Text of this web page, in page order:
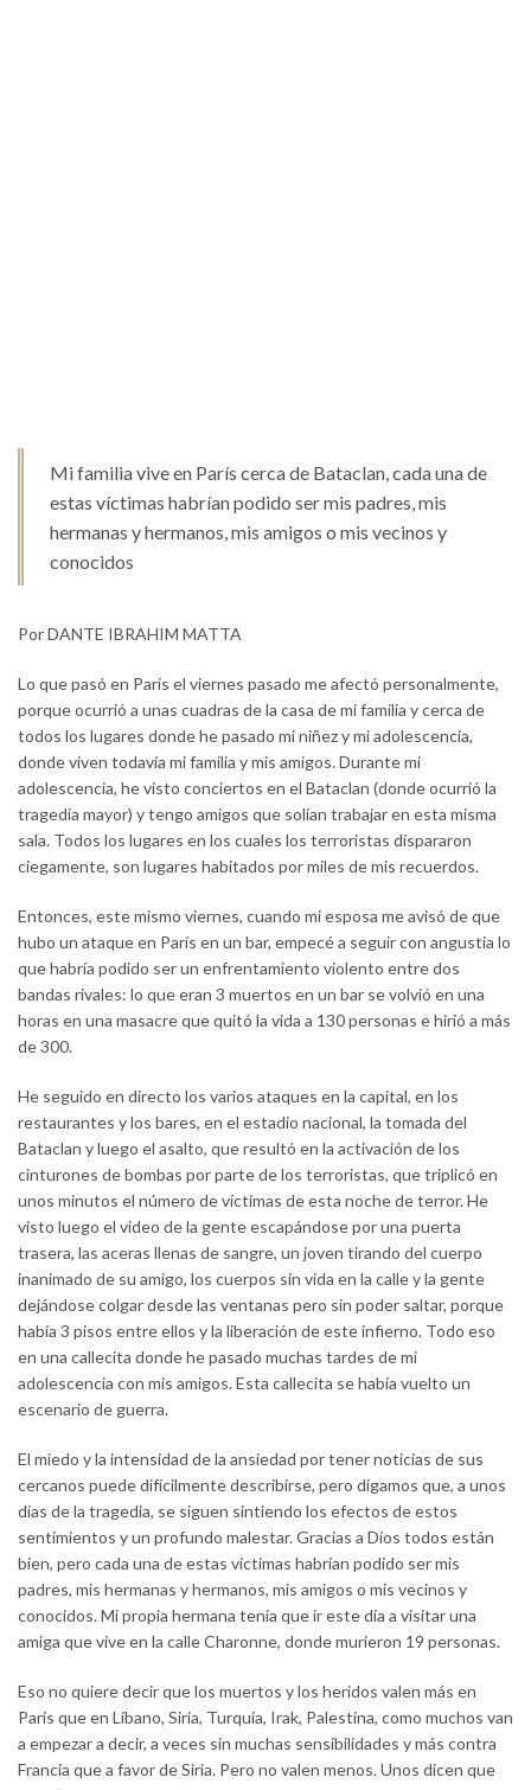
Mi familia vive en París cerca de Bataclan, cada una de
estas víctimas habrían podido ser mis padres, mis
hermanas y hermanos, mis amigos o mis vecinos y
conocidos
Por DANTE IBRAHIM MATTA
Lo que pasó en París el viernes pasado me afectó personalmente,
porque ocurrió a unas cuadras de la casa de mi familia y cerca de
todos los lugares donde he pasado mi niñez y mi adolescencia,
donde viven todavía mi familia y mis amigos. Durante mi
adolescencia, he visto conciertos en el Bataclan (donde ocurrió la
tragedia mayor) y tengo amigos que solían trabajar en esta misma
sala. Todos los lugares en los cuales los terroristas dispararon
ciegamente, son lugares habitados por miles de mis recuerdos.
Entonces, este mismo viernes, cuando mi esposa me avisó de que
hubo un ataque en París en un bar, empecé a seguir con angustia lo
que habría podido ser un enfrentamiento violento entre dos
bandas rivales: lo que eran 3 muertos en un bar se volvió en una
horas en una masacre que quitó la vida a 130 personas e hirió a más
de 300.
He seguido en directo los varios ataques en la capital, en los
restaurantes y los bares, en el estadio nacional, la tomada del
Bataclan y luego el asalto, que resultó en la activación de los
cinturones de bombas por parte de los terroristas, que triplicó en
unos minutos el número de víctimas de esta noche de terror. He
visto luego el video de la gente escapándose por una puerta
trasera, las aceras llenas de sangre, un joven tirando del cuerpo
inanimado de su amigo, los cuerpos sin vida en la calle y la gente
dejándose colgar desde las ventanas pero sin poder saltar, porque
había 3 pisos entre ellos y la liberación de este infierno. Todo eso
en una callecita donde he pasado muchas tardes de mi
adolescencia con mis amigos. Esta callecita se había vuelto un
escenario de guerra.
El miedo y la intensidad de la ansiedad por tener noticias de sus
cercanos puede difícilmente describirse, pero digamos que, a unos
días de la tragedia, se siguen sintiendo los efectos de estos
sentimientos y un profundo malestar. Gracias a Dios todos están
bien, pero cada una de estas víctimas habrían podido ser mis
padres, mis hermanas y hermanos, mis amigos o mis vecinos y
conocidos. Mi propia hermana tenía que ir este día a visitar una
amiga que vive en la calle Charonne, donde murieron 19 personas.
Eso no quiere decir que los muertos y los heridos valen más en
París que en Líbano, Siria, Turquía, Irak, Palestina, como muchos van
a empezar a decir, a veces sin muchas sensibilidades y más contra
Francia que a favor de Siria. Pero no valen menos. Unos dicen que